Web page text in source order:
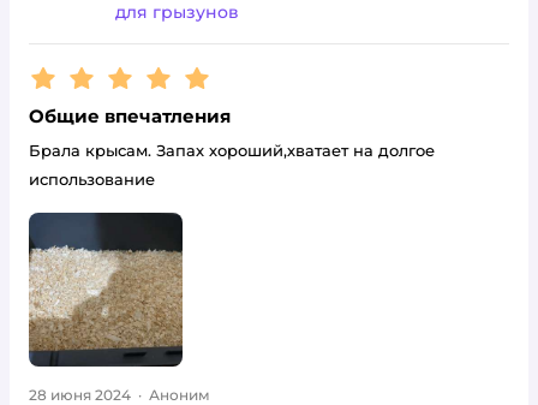
для грызунов
Рейтинг:5
Общие впечатления
Брала крысам. Запах хороший,хватает на долгое
использование
28 июня 2024 · Аноним